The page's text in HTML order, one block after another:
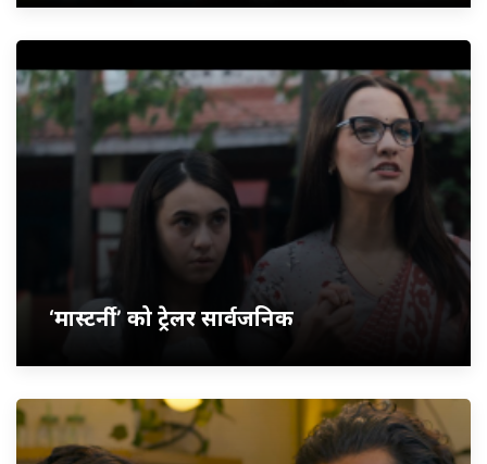
‘मास्टर्नी’ को ट्रेलर सार्वजनिक